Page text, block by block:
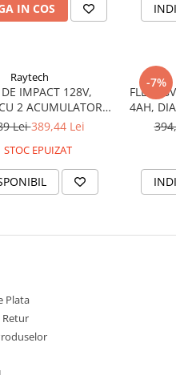
IN COS
Raytech
DE IMPACT 128V,
2 ACUMULATORI
DIN TUNGSTEN 1/2
800-2200RPM
Lei389,44 Lei
STOC EPUIZAT
-7%
FLEX
4AH,
Plata
Retur